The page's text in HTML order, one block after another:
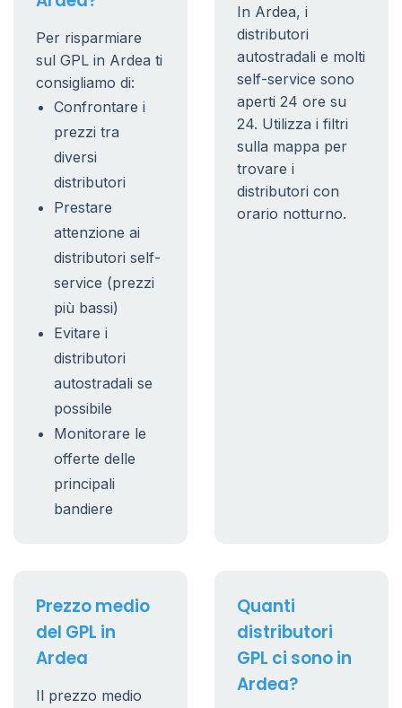
Per risparmiare
sul GPL in Ardea ti
consigliamo di:
Confrontare i
prezzi tra
diversi
distributori
Prestare
attenzione ai
distributori self-
service (prezzi
più bassi)
Evitare i
distributori
autostradali se
possibile
Monitorare le
offerte delle
principali
bandiere
In Ardea, i
distributori
autostradali e molti
self-service sono
aperti 24 ore su
24. Utilizza i filtri
sulla mappa per
trovare i
distributori con
orario notturno.
Prezzo medio
del GPL in
Ardea
Il prezzo medio
Quanti
distributori
GPL ci sono in
Ardea?